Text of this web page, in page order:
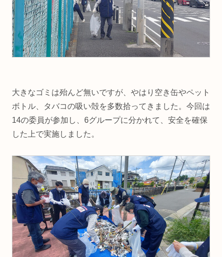
大きなゴミは殆んど無いですが、やはり空き缶やペット
ボトル、タバコの吸い殻を多数拾ってきました。今回は
14の委員が参加し、6グループに分かれて、安全を確保
した上で実施しました。